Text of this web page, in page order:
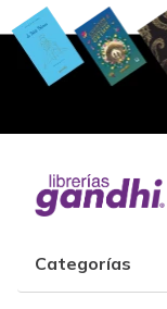
Categorías